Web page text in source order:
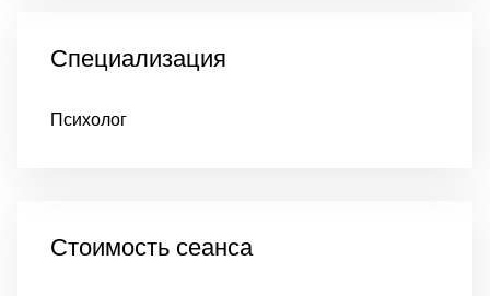
Специализация
Психолог
Стоимость сеанса